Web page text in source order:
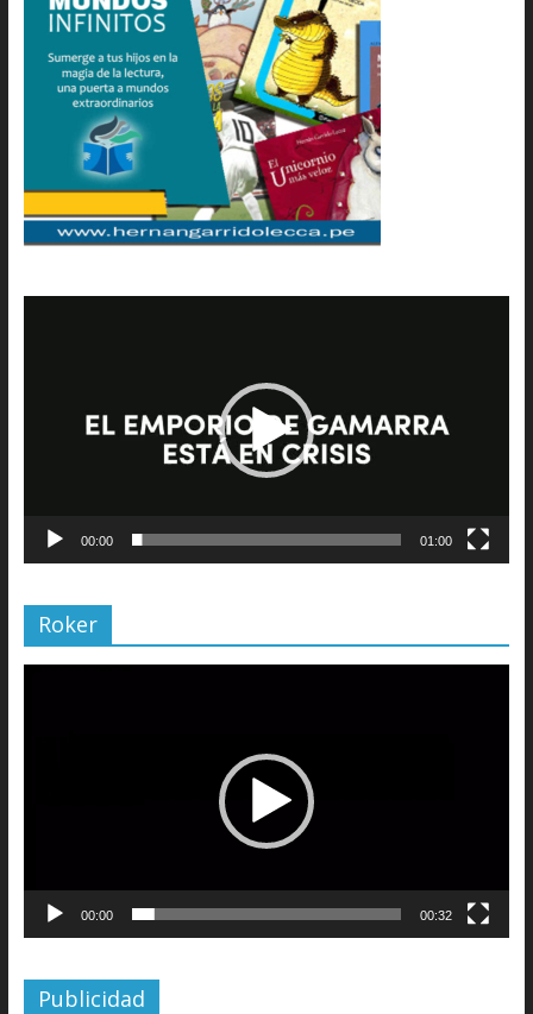
00:00 01:00
Roker
00:00 00:32
Publicidad